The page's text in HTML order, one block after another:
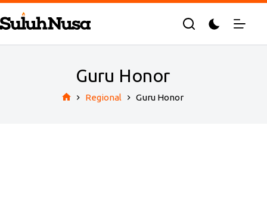
Skip
to
content
Guru Honor
Regional Guru Honor